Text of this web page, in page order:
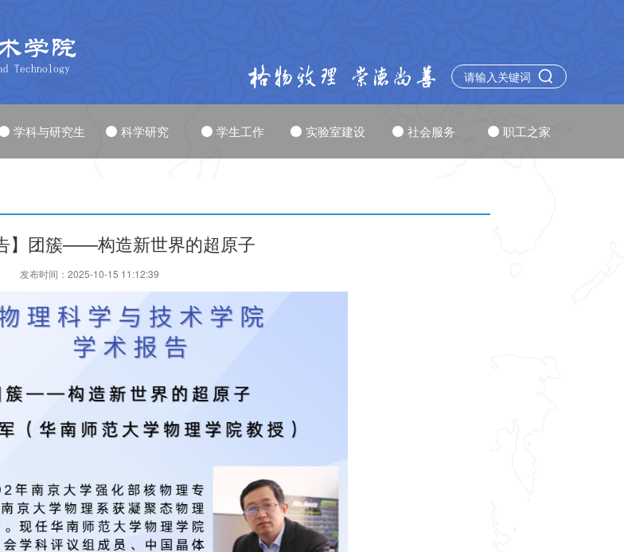
学科与研究生 科学研究 学生工作 实验室建设 社会服务 职工之家
】团簇——构造新世界的超原子
发布时间：2025-10-15 11:12:39